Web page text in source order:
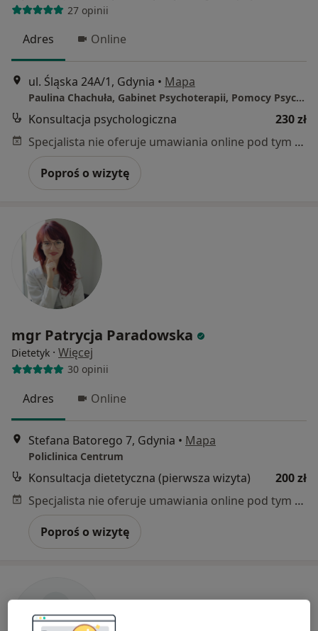
27 opinii
Adres Online
ul. Śląska 24A/1, Gdynia • Mapa
Paulina Chachuła, Gabinet Psychoterapii, Pomocy Psychologicznej i Seksuologicznej
Konsultacja psychologiczna
230 zł
Specjalista nie oferuje umawiania online pod tym adresem.
Poproś o wizytę
mgr Patrycja Paradowska
Dietetyk · Więcej
30 opinii
Adres Online
Stefana Batorego 7, Gdynia • Mapa
Policlinica Centrum
Konsultacja dietetyczna (pierwsza wizyta)
200 zł
Specjalista nie oferuje umawiania online pod tym adresem.
Poproś o wizytę